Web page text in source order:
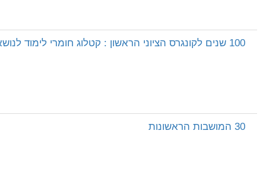
100 שנים לקונגרס הציוני הראשון : קטלוג חומרי לימוד לנושא
30 המושבות הראשונות